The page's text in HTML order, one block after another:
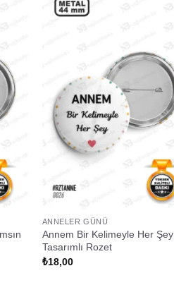
ANNELER GÜNÜ
Annem Bir Kelimeyle Her Şey
Tasarımlı Rozet
₺18,00